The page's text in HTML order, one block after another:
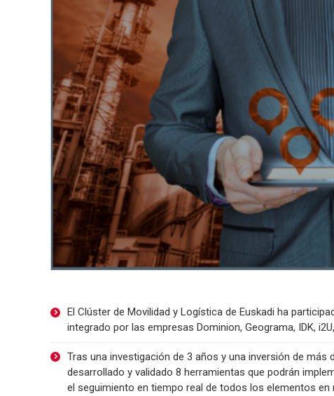
El Clúster de Movilidad y Logística de Euskadi ha
integrado por las empresas Dominion, Geograma, IDK,
Tras una investigación de 3 años y una inversión de
desarrollado y validado 8 herramientas que podrán
el seguimiento en tiempo real de todos los elementos